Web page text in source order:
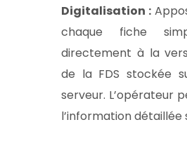
Digitalisation :
chaque fiche
directement à la
de la FDS stockée
serveur. L’opérateur
l’information détaillée